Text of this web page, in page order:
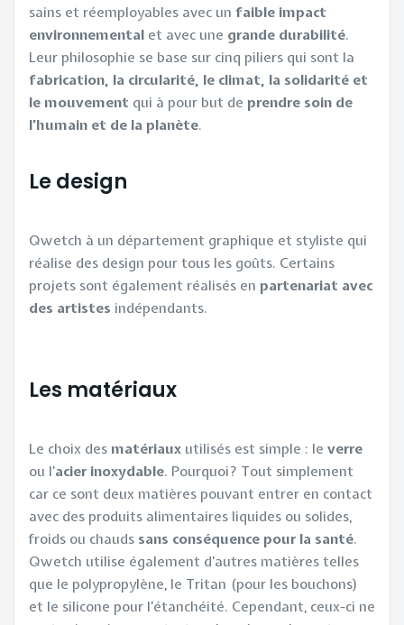
sains et réemployables avec un faible impact
environnemental et avec une grande durabilité.
Leur philosophie se base sur cinq piliers qui sont la
fabrication, la circularité, le climat, la solidarité et
le mouvement qui à pour but de prendre soin de
l’humain et de la planète.
Le design
Qwetch à un département graphique et styliste qui
réalise des design pour tous les goûts. Certains
projets sont également réalisés en partenariat avec
des artistes indépendants.
Les matériaux
Le choix desmatériaux utilisés est simple : le verre
ou l’acier inoxydable. Pourquoi? Tout simplement
car ce sont deux matières pouvant entrer en contact
avec des produits alimentaires liquides ou solides,
froids ou chauds sans conséquence pour la santé.
Qwetch utilise également d’autres matières telles
que le polypropylène, le Tritan (pour les bouchons)
et le silicone pour l’étanchéité. Cependant, ceux-ci ne